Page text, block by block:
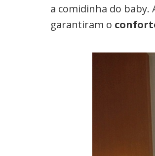
a comidinha do baby.
garantiram o